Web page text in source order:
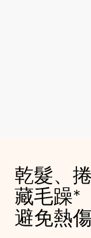
乾髮、
藏毛躁*
避免熱傷